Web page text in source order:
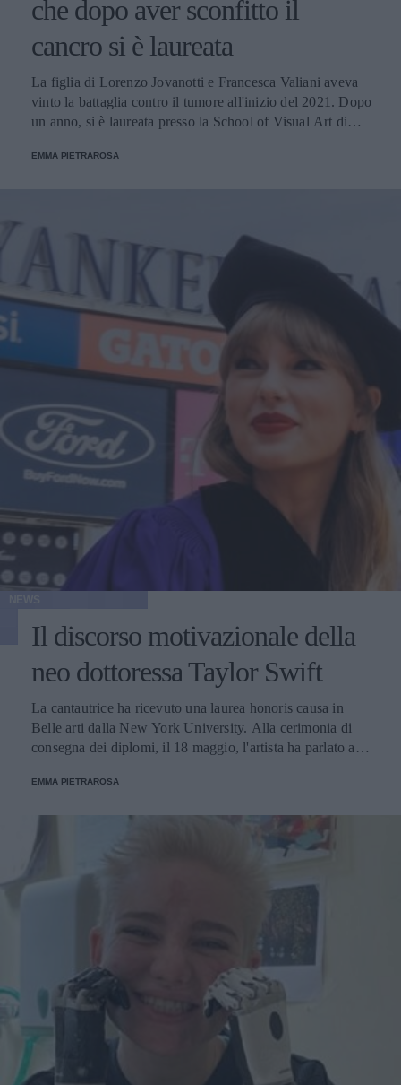
che dopo aver sconfitto il
cancro si è laureata
La figlia di Lorenzo Jovanotti e Francesca Valiani aveva
vinto la battaglia contro il tumore all'inizio del 2021. Dopo
un anno, si è laureata presso la School of Visual Art di
disegnatrice di fumetti
EMMA PIETRAROSA
Il discorso motivazionale della
neo dottoressa Taylor Swift
La cantautrice ha ricevuto una laurea honoris causa in
Belle arti dalla New York University. Alla cerimonia di
consegna dei diplomi, il 18 maggio, l'artista ha parlato a
EMMA PIETRAROSA